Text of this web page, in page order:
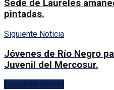
Sede de Laureles
pintadas.
Siguiente Noticia
Jóvenes de Río Negro
Juvenil del Mercosur.
Siguiente Noticia